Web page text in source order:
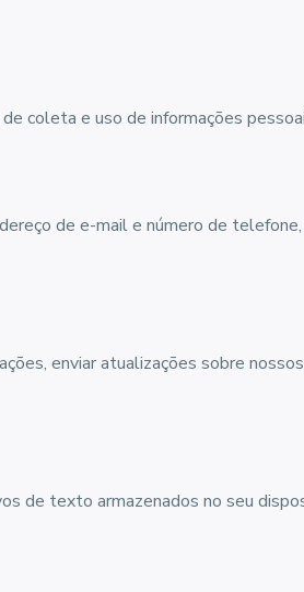
coleta e uso de informações
de e-mail e número de
enviar atualizações sobre
de texto armazenados no seu